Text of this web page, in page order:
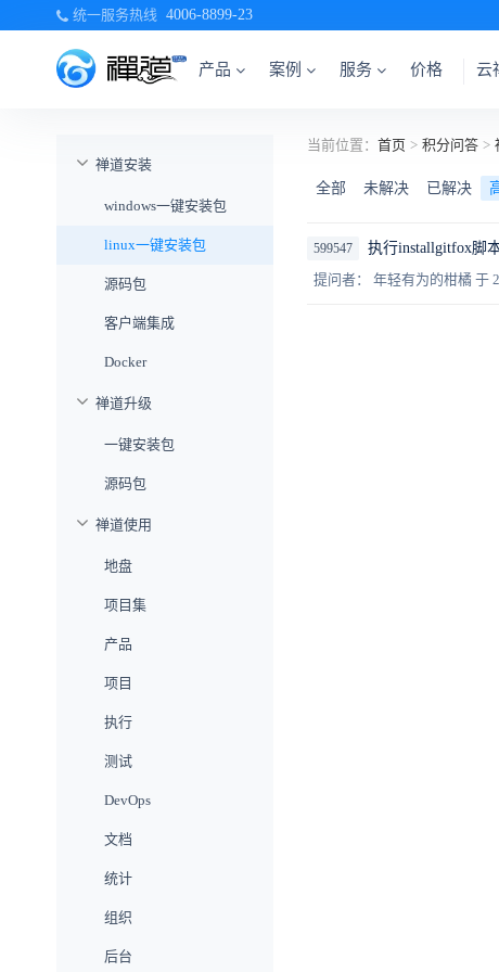
统一服务热线 4006-8899-23
产品 案例 服务 价格 云
禅道安装
windows一键安装包
linux一键安装包
源码包
客户端集成
Docker
禅道升级
一键安装包
源码包
禅道使用
地盘
项目集
产品
项目
执行
测试
DevOps
文档
统计
组织
后台
当前位置： 首页 > 积分问答 >
全部 未解决 已解决
599547 执行installgitfox脚
提问者： 年轻有为的柑橘 于